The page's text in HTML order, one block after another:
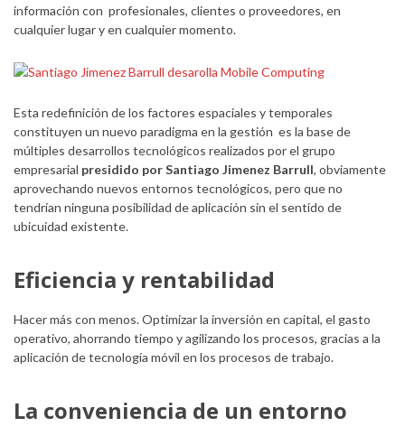
información con profesionales, clientes o proveedores, en
cualquier lugar y en cualquier momento.
Esta redefinición de los factores espaciales y temporales
constituyen un nuevo paradigma en la gestión es la base de
múltiples desarrollos tecnológicos realizados por el grupo
empresarial presidido por Santiago Jimenez Barrull, obviamente
aprovechando nuevos entornos tecnológicos, pero que no
tendrían ninguna posibilidad de aplicación sin el sentido de
ubicuidad existente.
Eficiencia y rentabilidad
Hacer más con menos. Optimizar la inversión en capital, el gasto
operativo, ahorrando tiempo y agilizando los procesos, gracias a la
aplicación de tecnología móvil en los procesos de trabajo.
La conveniencia de un entorno